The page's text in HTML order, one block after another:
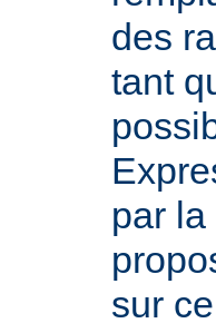
des
tant
par
sur